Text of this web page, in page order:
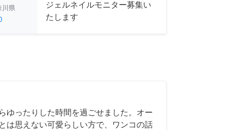
川県
ジェルネイルモニター募集い
たします
ゆったりした時間を過ごせました。オー
は思えない可愛らしい方で、ワンコの話